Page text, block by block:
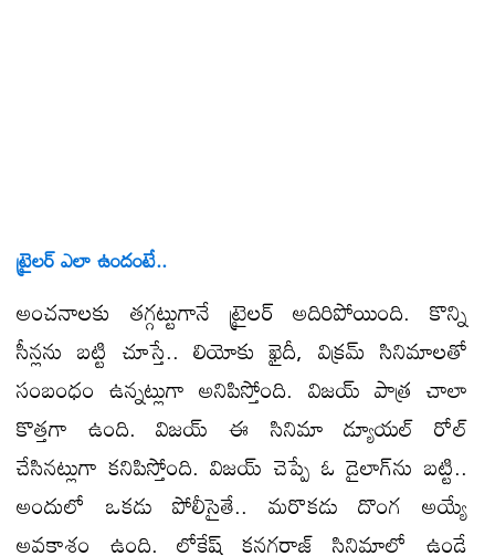
ట్రైలర్‌ ఎలా ఉందంటే..
అంచనాలకు తగ్గట్టుగానే ట్రైలర్‌ అదిరిపోయింది. కొన్ని
సీన్లను బట్టి చూస్తే.. లియోకు ఖైదీ, విక్రమ్‌ సినిమాలతో
సంబంధం ఉన్నట్లుగా అనిపిస్తోంది. విజయ్‌ పాత్ర చాలా
కొత్తగా ఉంది. విజయ్‌ ఈ సినిమా డ్యూయల్‌ రోల్‌
చేసినట్లుగా కనిపిస్తోంది. విజయ్‌ చెప్పే ఓ డైలాగ్‌ను బట్టి..
అందులో ఒకడు పోలీసైతే.. మరొకడు దొంగ అయ్యే
అవకాశం ఉంది. లోకేష్‌ కనగరాజ్‌ సినిమాల్లో ఉండే